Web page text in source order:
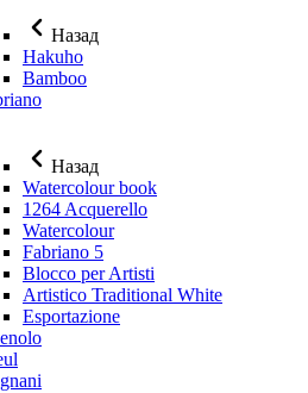
Назад
Hakuho
Bamboo
Назад
Watercolour book
1264 Acquerello
Watercolour
Fabriano 5
Blocco per Artisti
Artistico Traditional White
Esportazione